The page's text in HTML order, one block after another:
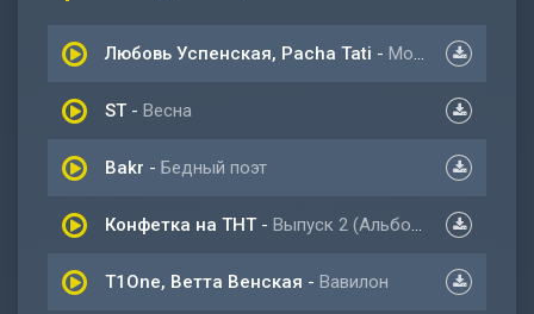
Любовь Успенская, Pacha Tati - Мольба
ST - Весна
Bakr - Бедный поэт
Конфетка на ТНТ - Выпуск 2 (Альбом)
T1One, Ветта Венская - Вавилон
Мольба